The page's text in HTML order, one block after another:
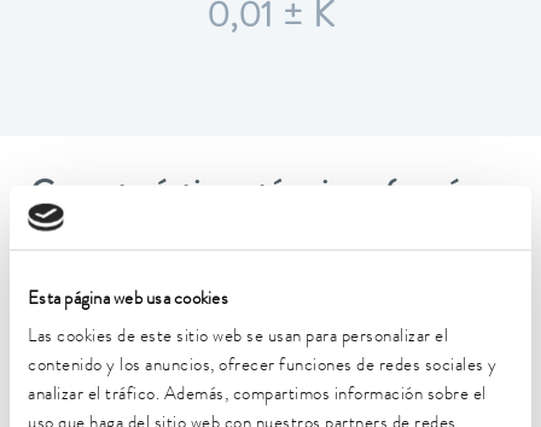
Esta página web usa cookies
Las cookies de este sitio web se usan para personalizar el
contenido y los anuncios, ofrecer funciones de redes sociales y
analizar el tráfico. Además, compartimos información sobre el
0,01 ± K
Características técnicas (según
DIN 12876)
Rango de temperatura de trabajo
-45 ... 200 °C
Rango de temperatura de funcionamiento
-45 ... 200 °C